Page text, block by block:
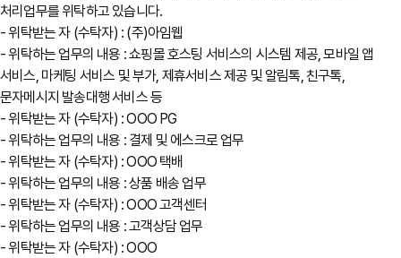
처리업무를 위탁하고 있습니다.
- 위탁받는 자 (수탁자) : (주)아임웹
- 위탁하는 업무의 내용 : 쇼핑몰 호스팅 서비스의 시스템 제공, 모바일 앱
서비스, 마케팅 서비스 및 부가, 제휴서비스 제공 및 알림톡, 친구톡,
문자메시지 발송대행 서비스 등
- 위탁받는 자 (수탁자) : OOO PG
- 위탁하는 업무의 내용 : 결제 및 에스크로 업무
- 위탁받는 자 (수탁자) : OOO 택배
- 위탁하는 업무의 내용 : 상품 배송 업무
- 위탁받는 자 (수탁자) : OOO 고객센터
- 위탁하는 업무의 내용 : 고객상담 업무
- 위탁받는 자 (수탁자) : OOO